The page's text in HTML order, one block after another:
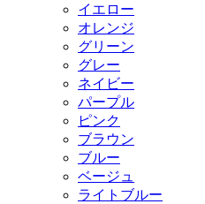
イエロー
オレンジ
グリーン
グレー
ネイビー
パープル
ピンク
ブラウン
ブルー
ベージュ
ライトブルー